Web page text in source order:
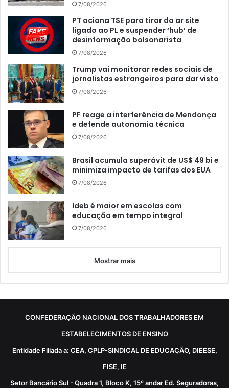
7/08/2026
PT aciona TSE para tirar do ar site
ligado ao PL e suspender ‘hub’ de
desinformação bolsonarista
7/08/2026
Trump vai monitorar redes sociais de
jornalistas estrangeiros para dar visto
7/08/2026
PF reage a interferência de Mendonça
e defende autonomia técnica
7/08/2026
Brasil acumula superávit de US$ 49 bi e
minimiza impacto de tarifas dos EUA
7/08/2026
Ideb é maior em escolas com
educação em tempo integral
7/08/2026
Mostrar mais
CONFEDERAÇÃO NACIONAL DOS TRABALHADORES EM
ESTABELECIMENTOS DE ENSINO
Entidade Filiada a: CEA, CPLP-SINDICAL DE EDUCAÇÃO, DIEESE,
FISE, IE
Setor Bancário Sul - Quadra 1, Bloco K, 15º andar Ed. Seguradoras,